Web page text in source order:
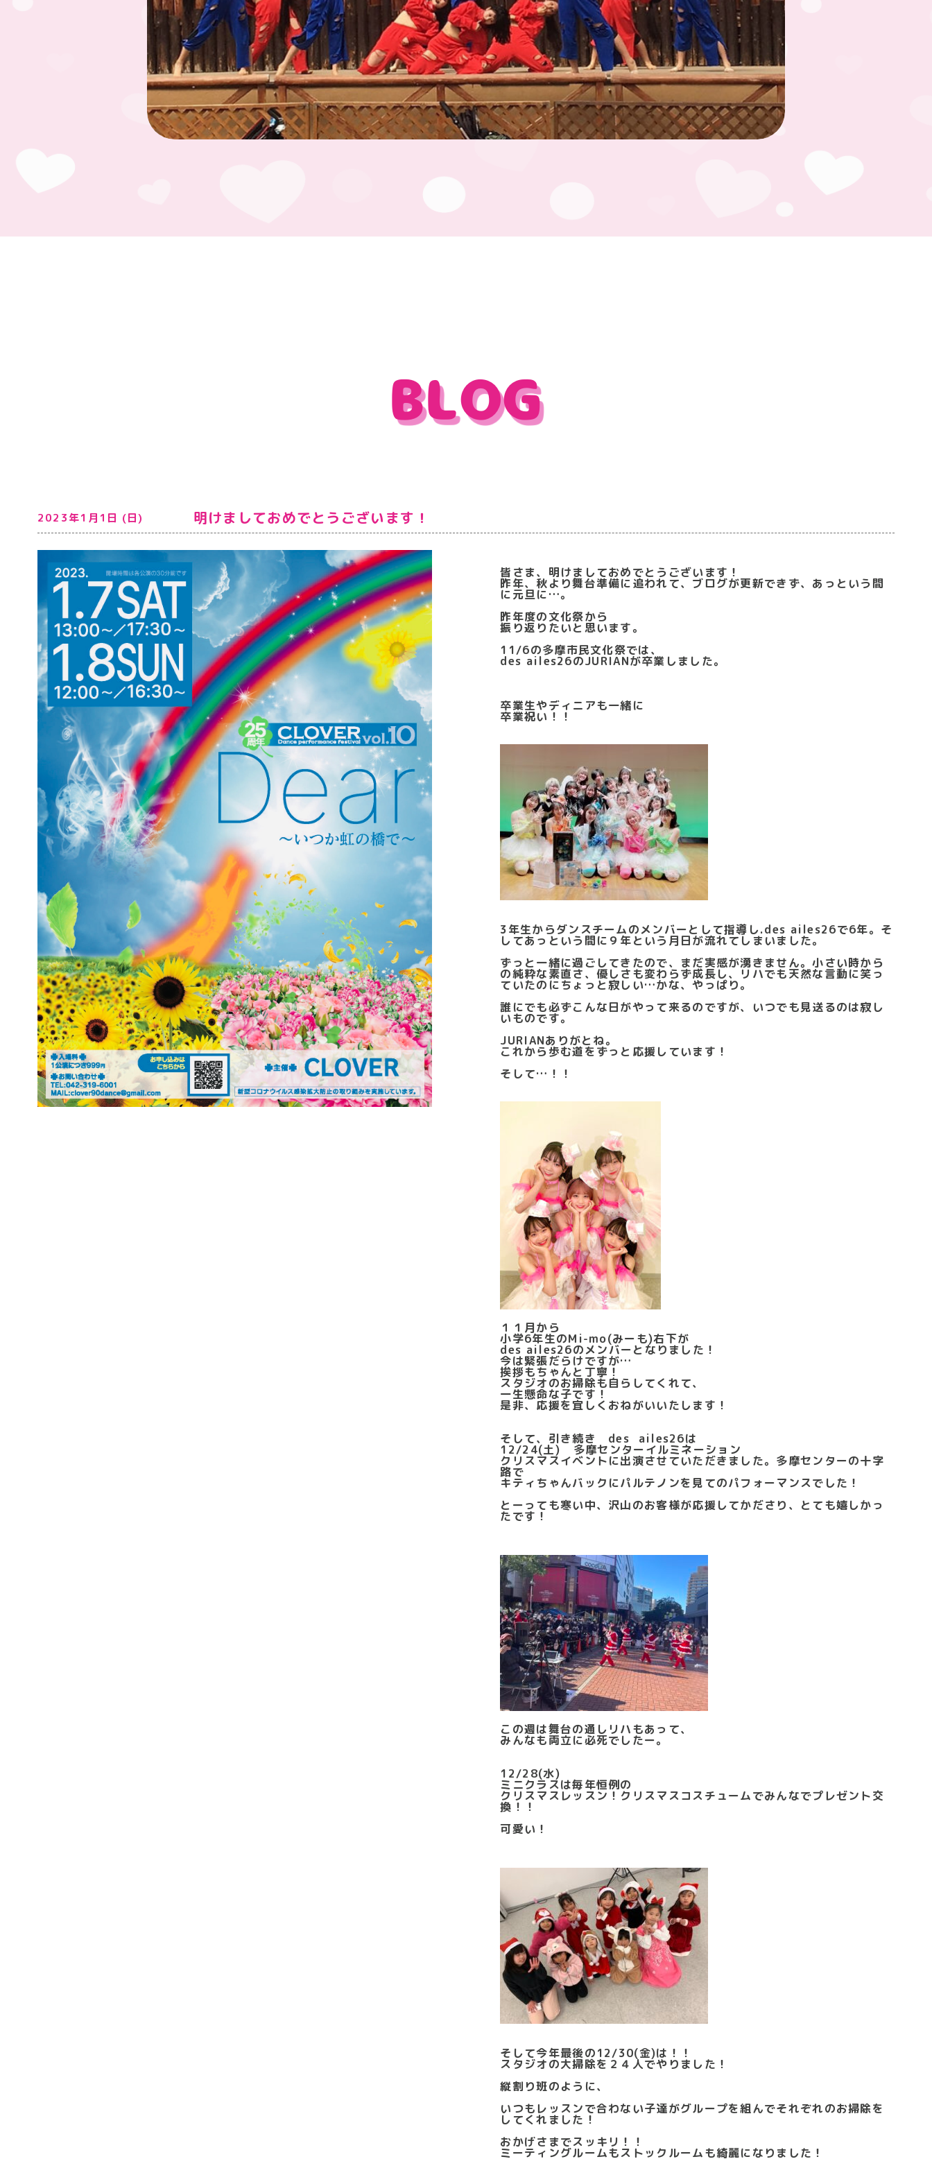
BLOG
2023年1月1日 (日) 明けましておめでとうございます！
皆さま、明けましておめでとうございます！
昨年、秋より舞台準備に追われて、ブログが更新できず、あっという間
に元旦に…。
昨年度の文化祭から
振り返りたいと思います。
11/6の多摩市民文化祭では、
des ailes26のJURIANが卒業しました。
卒業生やディニアも一緒に
卒業祝い！！
3年生からダンスチームのメンバーとして指導し.des ailes26で6年。そ
してあっという間に９年という月日が流れてしまいました。
ずっと一緒に過ごしてきたので、まだ実感が湧きません。小さい時から
の純粋な素直さ、優しさも変わらず成長し、リハでも天然な言動に笑っ
ていたのにちょっと寂しい…かな、やっぱり。
誰にでも必ずこんな日がやって来るのですが、いつでも見送るのは寂し
いものです。
JURIANありがとね。
これから歩む道をずっと応援しています！
そして…！！
１１月から
小学6年生のMi-mo(みーも)右下が
des ailes26のメンバーとなりました！
今は緊張だらけですが…
挨拶もちゃんと丁寧！
スタジオのお掃除も自らしてくれて、
一生懸命な子です！
是非、応援を宜しくおねがいいたします！
そして、引き続き des ailes26は
12/24(土) 多摩センターイルミネーション
クリスマスイベントに出演させていただきました。多摩センターの十字
路で
キティちゃんバックにパルテノンを見てのパフォーマンスでした！
とーっても寒い中、沢山のお客様が応援してかださり、とても嬉しかっ
たです！
この週は舞台の通しリハもあって、
みんなも両立に必死でしたー。
12/28(水)
ミニクラスは毎年恒例の
クリスマスレッスン！クリスマスコスチュームでみんなでプレゼント交
換！！
可愛い！
そして今年最後の12/30(金)は！！
スタジオの大掃除を２４人でやりました！
縦割り班のように、
いつもレッスンで合わない子達がグループを組んでそれぞれのお掃除を
してくれました！
おかげさまでスッキリ！！
ミーティングルームもストックルームも綺麗になりました！